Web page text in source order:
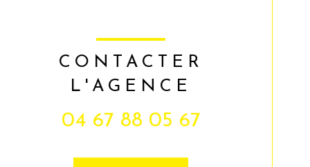
CONTACTER
L'AGENCE
04 67 88 05 67